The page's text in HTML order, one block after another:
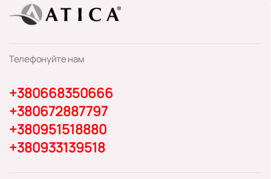
Телефонуйте нам
+380668350666
+380672887797
+380951518880
+380933139518